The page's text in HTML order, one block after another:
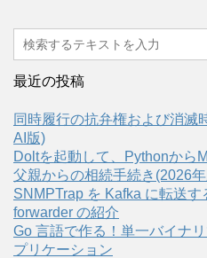
最近の投稿
同時履行の抗弁権および消滅
AI版)
Doltを起動して、Pythonから
父親からの相続手続き(2026
SNMPTrap を Kafka に転送
forwarder の紹介
Go 言語で作る！単一バイナ
プリケーション